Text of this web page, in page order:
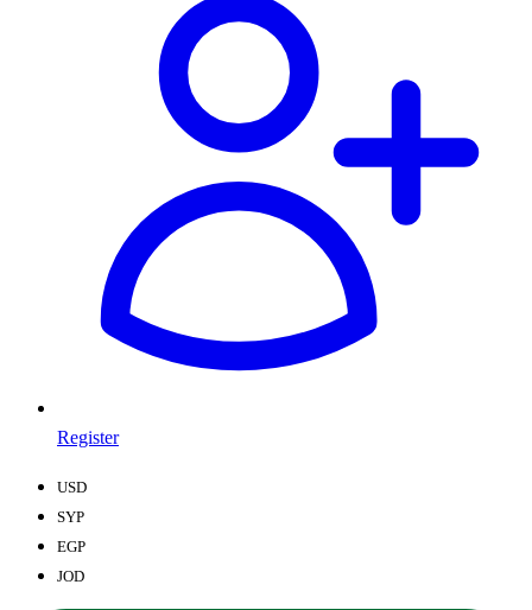
Register
USD
SYP
EGP
JOD